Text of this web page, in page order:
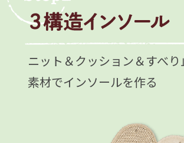
ニット＆クッション＆すべ
素材でインソールを作る